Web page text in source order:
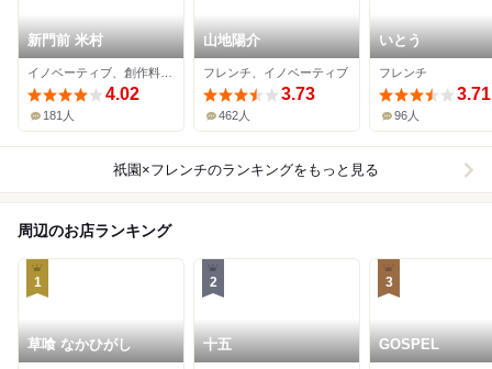
新門前 米村
イノベーティブ、創作料理、フレンチ
4.02
181人
山地陽介
フレンチ、イノベーティブ
3.73
462人
いとう
フレンチ
3.71
96人
祇園×フレンチのランキングをもっと見る
周辺のお店ランキング
1
草喰 なかひがし
2
十五
3
GOSPEL